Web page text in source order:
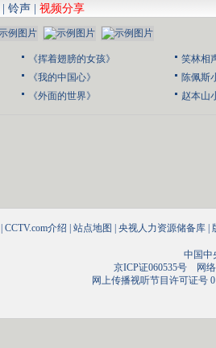
| 铃声 | 视频分享
《挥着翅膀的女孩》
《我的中国心》
《外面的世界》
笑林相
陈佩斯
赵本山
| CCTV.com介绍 | 站点地图 | 央视人力资源储备库 |
中国中
京ICP证060535号网络
网上传播视听节目许可证号